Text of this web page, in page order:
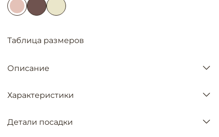
Таблица размеров
Описание
Характеристики
Детали посадки